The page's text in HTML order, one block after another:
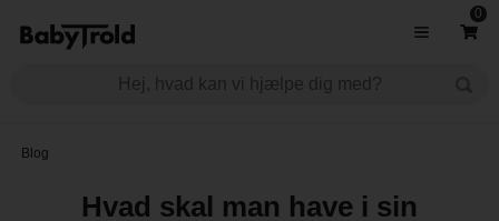
0
Blog
Hvad skal man have i sin